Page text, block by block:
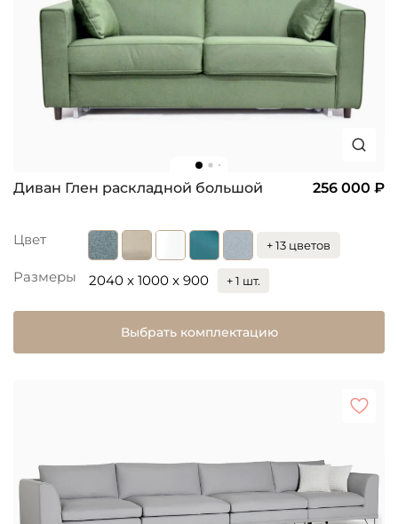
Диван Глен раскладной большой 256 000 ₽
Цвет + 13 цветов
Размеры 2040 x 1000 x 900 + 1 шт.
Выбрать комплектацию